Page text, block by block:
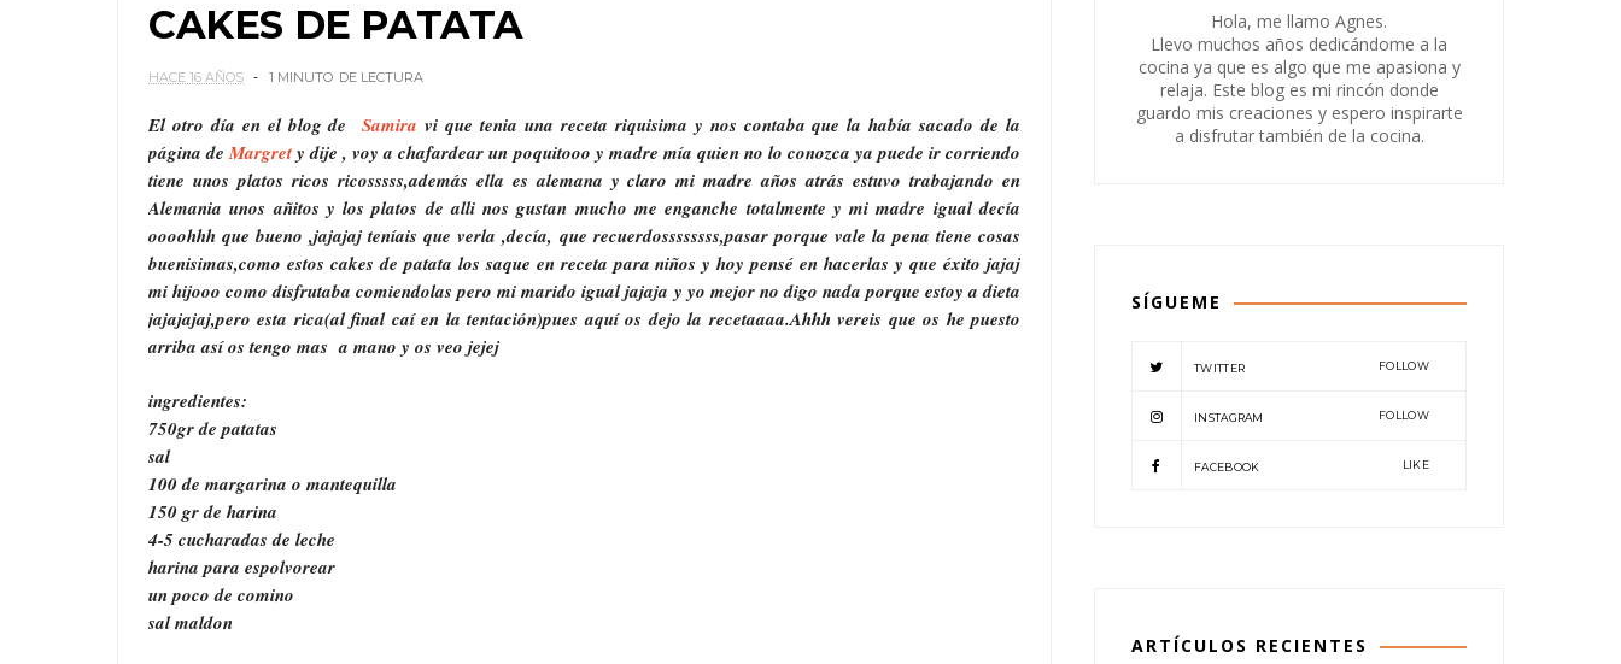
CAKES DE PATATA
HACE 16 AÑOS 1 MINUTO DE LECTURA
El otro día en el blog de Samiravi que tenia una receta riquisima y nos contaba que la había sacado de la
página deMargrety dije , voy a chafardear un poquitooo y madre mía quien no lo conozca ya puede ir corriendo
tiene unos platos ricos ricosssss,además ella es alemana y claro mi madre años atrás estuvo trabajando en
Alemania unos añitos y los platos de alli nos gustan mucho me enganche totalmente y mi madre igual decía
oooohhh que bueno ,jajajaj teníais que verla ,decía, que recuerdossssssss,pasar porque vale la pena tiene cosas
buenisimas,como estos cakes de patata los saque en receta para niños y hoy pensé en hacerlas y que éxito jajaj
mi hijooo como disfrutaba comiendolas pero mi marido igual jajaja y yo mejor no digo nada porque estoy a dieta
jajajajaj,pero esta rica(al final caí en la tentación)pues aquí os dejo la recetaaaa.Ahhh vereis que os he puesto
arriba así os tengo mas a mano y os veo jejej
ingredientes:
750gr de patatas
sal
100 de margarina o mantequilla
150 gr de harina
4-5 cucharadas de leche
harina para espolvorear
un poco de comino
sal maldon
Hola, me llamo Agnes.
Llevo muchos años dedicándome a la
cocina ya que es algo que me apasiona y
relaja. Este blog es mi rincón donde
guardo mis creaciones y espero inspirarte
a disfrutar también de la cocina.
SÍGUEME
TWITTER FOLLOW
INSTAGRAM FOLLOW
FACEBOOK LIKE
ARTÍCULOS RECIENTES